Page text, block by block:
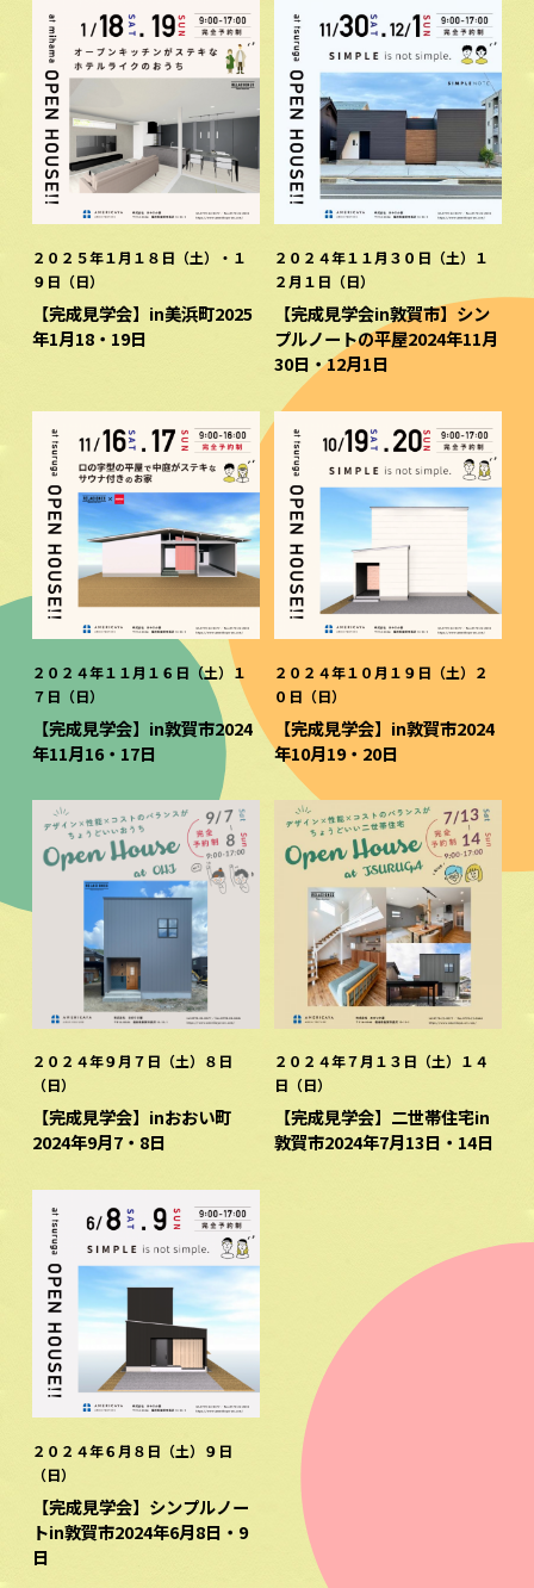
２０２５年１月１８日（土）・１
９日（日）
【完成見学会】in美浜町2025
年1月18・19日
２０２４年１１月３０日（土）１
２月１日（日）
【完成見学会in敦賀市】シン
プルノートの平屋2024年11月
30日・12月1日
２０２４年１１月１６日（土）１
７日（日）
【完成見学会】in敦賀市2024
年11月16・17日
２０２４年１０月１９日（土）２
０日（日）
【完成見学会】in敦賀市2024
年10月19・20日
２０２４年９月７日（土）８日
（日）
【完成見学会】inおおい町
2024年9月7・8日
２０２４年７月１３日（土）１４
日（日）
【完成見学会】二世帯住宅in
敦賀市2024年7月13日・14日
２０２４年６月８日（土）９日
（日）
【完成見学会】シンプルノー
トin敦賀市2024年6月8日・9
日